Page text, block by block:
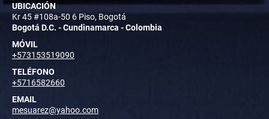
UBICACIÓN
Kr 45 #108a-50 6 Piso, Bogotá
Bogotá D.C. - Cundinamarca - Colombia
MÓVIL
+573153519090
TELÉFONO
+5716582660
EMAIL
mesuarez@yahoo.com